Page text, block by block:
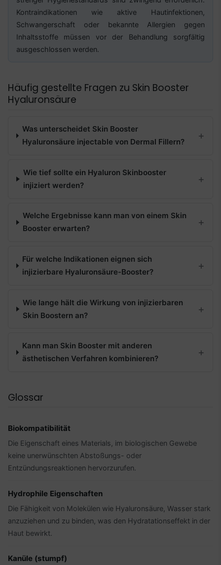
Kontraindikationen wie aktive Hautinfektionen,
Schwangerschaft oder bekannte Allergien gegen
Inhaltsstoffe müssen vor der Behandlung sorgfältig
ausgeschlossen werden.
Häufig gestellte Fragen zu Skin Booster
Hyaluronsäure
Was unterscheidet Skin Booster
Hyaluronsäure injectable von Dermal Fillern?
Wie tief sollte ein Hyaluron Skinbooster
injiziert werden?
Welche Ergebnisse kann man von einem Skin
Booster erwarten?
Für welche Indikationen eignen sich
injizierbare Hyaluronsäure-Booster?
Wie lange hält die Wirkung von injizierbaren
Skin Boostern an?
Kann man Skin Booster mit anderen
ästhetischen Verfahren kombinieren?
Glossar
Biokompatibilität
Die Eigenschaft eines Materials, im biologischen Gewebe
keine unerwünschten Abstoßungs- oder
Entzündungsreaktionen hervorzurufen.
Hydrophile Eigenschaften
Die Fähigkeit von Molekülen wie Hyaluronsäure, Wasser stark
anzuziehen und zu binden, was den Hydratationseffekt in der
Haut bewirkt.
Kanüle (stumpf)